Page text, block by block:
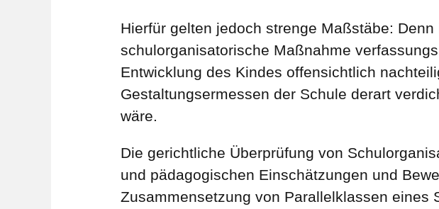
Hierfür gelten jedoch strenge Maßstäbe:
schulorganisatorische Maßnahme
Entwicklung des Kindes offensichtlich
Gestaltungsermessen der Schule derart
wäre.
Die gerichtliche Überprüfung von
und pädagogischen Einschätzungen und
Zusammensetzung von Parallelklassen eines